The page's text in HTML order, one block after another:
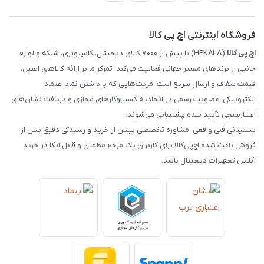
رهگیری مرسولات ماهکس
تماس با ما
فروشگاه اینترنتی اچ پی کالا
اچ‌ پی‌ کالا
(HPKALA) با بیش از ۷۰۰۰ کالای دیجیتال، کامپیوتری، شبکه و لوازم
جانبی از برندهای معتبر جهانی فعالیت می‌کند. تمرکز ما بر ارائه کالاهای اصیل،
قیمت شفاف و ارسال سریع است؛ مزیت‌هایی که با داشتن نماد اعتماد
الکترونیکی، عضویت رسمی در اتحادیه کسب‌وکارهای مجازی و دریافت نشان‌های
اعتبارسنجی تأیید شده پشتیبانی می‌شوند.
پشتیبانی فنی واقعی، مشاوره تخصصی پیش از خرید و رسیدگی دقیق پس از
فروش باعث شده اچ‌پی‌کالا برای کاربران یک مرجع مطمئن و قابل اتکا در خرید
آنلاین تجهیزات دیجیتال باشد.